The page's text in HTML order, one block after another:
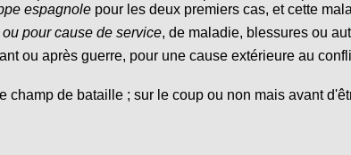
espagnole pour les deux premiers cas, et cette
pour cause de service, de maladie, blessures ou
ou après guerre, pour une cause extérieure au
champ de bataille ; sur le coup ou non mais avant